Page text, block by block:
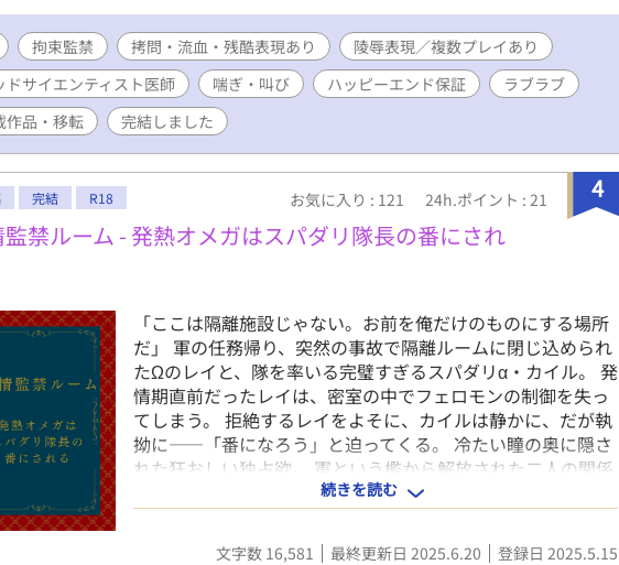
拘束監禁 拷問・流血・残酷表現あり
陵辱表現／複数プレイあり
ドサイエンティスト医師
喘ぎ・叫び ハッピーエンド保証
ラブラブ
作品・移転
完結しました
4
完結 R18 お気に入り : 121 24h.ポイント : 21
禁ルーム - 発熱オメガはスパダリ隊長の番にされ
「ここは隔離施設じゃない。お前を俺だけのものにする場所
だ」 軍の任務帰り、突然の事故で隔離ルームに閉じ込められ
たΩのレイと、隊を率いる完璧すぎるスパダリα・カイル。 発
情期直前だったレイは、密室の中でフェロモンの制御を失っ
てしまう。 拒絶するレイをよそに、カイルは静かに、だが執
拗に――「番になろう」と迫ってくる。 冷たい瞳の奥に隠さ
れた狂おしい独占欲。 軍という檻から解放された二人の関係
は、やがて“番”という逃げられない絆に変わっていく。 閉鎖
空間×オメガバース×執着愛。欲望が渦巻く、番化ラブスト
ーリー開幕。
続きを読む
文字数 16,581 最終更新日 2025.6.20 登録日 2025.5.15